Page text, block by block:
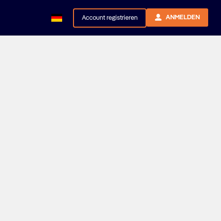
Account registrieren ANMELDEN